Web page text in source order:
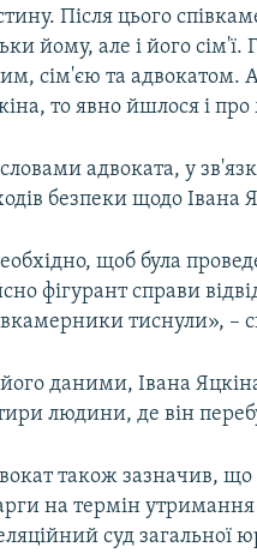
Після цього
йому, але і його
сім'єю та адвокатом.
то явно йшлося і
адвоката, у
безпеки щодо Івана
щоб була
фігурант справи
тиснули», –
даними, Івана
людини, де він
також зазначив, що
на термін утримання
суд загальної